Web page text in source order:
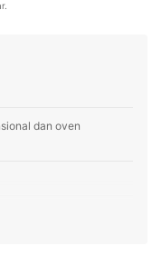
riset
dan oven
hasil memanggang